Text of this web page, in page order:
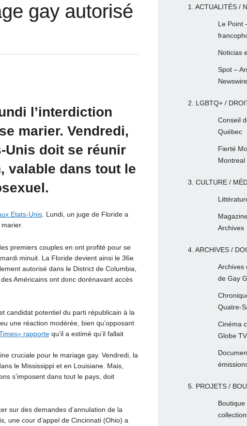
gay autorisé
l’interdiction
marier. Vendredi,
Unis doit se réunir
valable dans tout le
Etats-Unis. Lundi, un juge de Floride a
premiers couples en ont profité pour se
minuit. La Floride devient ainsi le 36e
autorisé dans le District de Columbia,
Américains ont donc dorénavant accès
candidat potentiel du parti républicain à la
une réaction modérée, bien qu’opposant
rapportequ’il a estimé qu’il fallait
cruciale pour le mariage gay. Vendredi, la
le Mississippi et en Louisiane. Mais,
s’imposent dans tout le pays, doit
sur des demandes d’annulation de la
une cour d’appel de Cincinnati (Ohio) a
1. ACTUALITÉS /
Le Point
Noticias
Spot –
Newswire
2. LGBTQ+ /
Conseil
Québec
Fierté
Montreal
3. CULTURE /
Archives
4. ARCHIVES /
Archives
de Gay
Quatre-
Cinéma
Globe TV
5. PROJETS /